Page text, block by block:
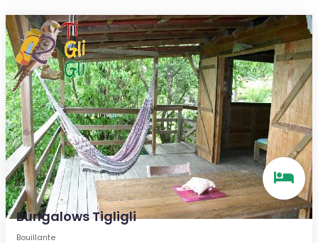
Bungalows Tigligli
Bouillante